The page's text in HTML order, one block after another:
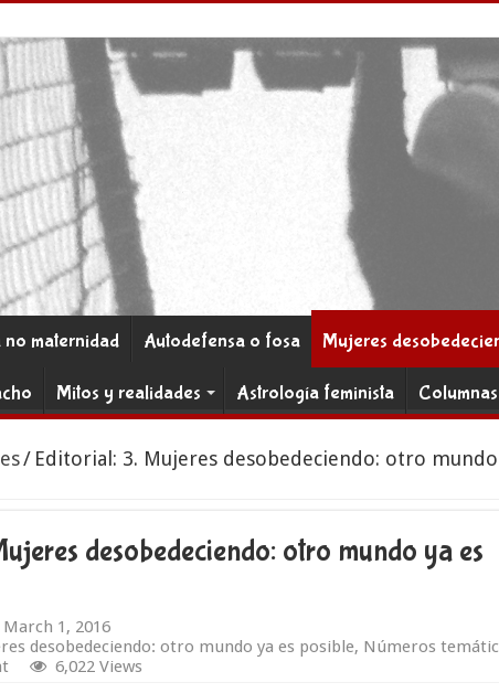
maternidad Autodefensa o fosa Mujeres
Mitos y realidades Astrología feminista Columnas
/ Editorial: 3. Mujeres desobedeciendo: otro mundo
desobedeciendo: otro mundo ya es
March 1, 2016
desobedeciendo: otro mundo ya es posible, Números
6,022 Views